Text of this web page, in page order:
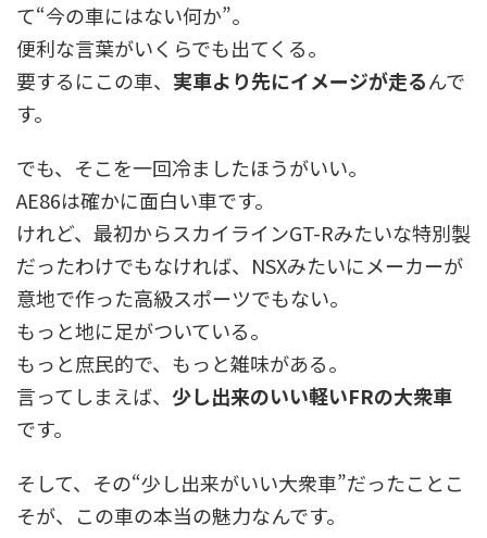
て“今の車にはない何か”。
便利な言葉がいくらでも出てくる。
要するにこの車、 実車より先にイメージが走るんで
す。
でも、そこを一回冷ましたほうがいい。
AE86は確かに面白い車です。
けれど、最初からスカイラインGT-Rみたいな特別製
だったわけでもなければ、NSXみたいにメーカーが
意地で作った高級スポーツでもない。
もっと地に足がついている。
もっと庶民的で、もっと雑味がある。
言ってしまえば、 少し出来のいい軽いFRの大衆車
です。
そして、その“少し出来がいい大衆車”だったことこ
そが、この車の本当の魅力なんです。